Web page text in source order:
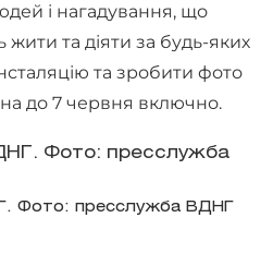
і нагадування, що
жити та діяти за будь-яких
та зробити фото
до 7 червня включно.
Фото: пресслужба ВДНГ